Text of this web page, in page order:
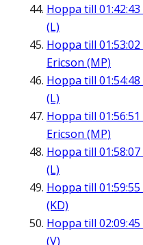
Hoppa till 01:42:43
(L)
Hoppa till 01:53:02
Ericson (MP)
Hoppa till 01:54:48
(L)
Hoppa till 01:56:51
Ericson (MP)
Hoppa till 01:58:07
(L)
Hoppa till 01:59:55
(KD)
Hoppa till 02:09:45
(V)